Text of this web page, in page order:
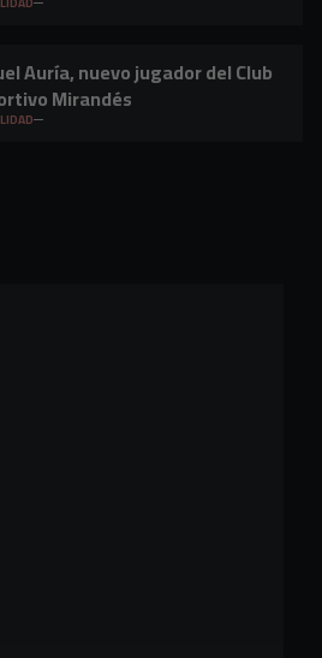
Auría, nuevo jugador del Club
Mirandés